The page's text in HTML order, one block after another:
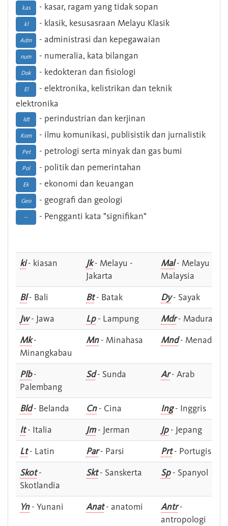
kas - kasar, ragam yang tidak sopan
kl - klasik, kesusasraan Melayu Klasik
Adm - administrasi dan kepegawaian
num - numeralia, kata bilangan
Dok - kedokteran dan fisiologi
El
- elektronika, kelistrikan dan teknik
elektronika
Idt - perindustrian dan kerjinan
Kom - ilmu komunikasi, publisistik dan jurnalistik
Pet - petrologi serta minyak dan gas bumi
Pol - politik dan pemerintahan
Ek - ekonomi dan keuangan
Geo - geografi dan geologi
-- - Pengganti kata "signifikan"
ki- kiasan Jk- Melayu -
Jakarta
Mal- Melayu -
Malaysia
Bl- Bali Bt- Batak Dy- Sayak
Jw- Jawa Lp- Lampung Mdr- Madura
Mk-
Minangkabau
Mn- Minahasa Mnd- Menado
Plb-
Palembang
Sd- Sunda Ar- Arab
Bld- Belanda Cn- Cina Ing- Inggris
It- Italia Jm- Jerman Jp- Jepang
Lt- Latin Par- Parsi Prt- Portugis
Skot-
Skotlandia
Skt- Sanskerta Sp- Spanyol
Yn- Yunani Anat- anatomi Antr-
antropologi